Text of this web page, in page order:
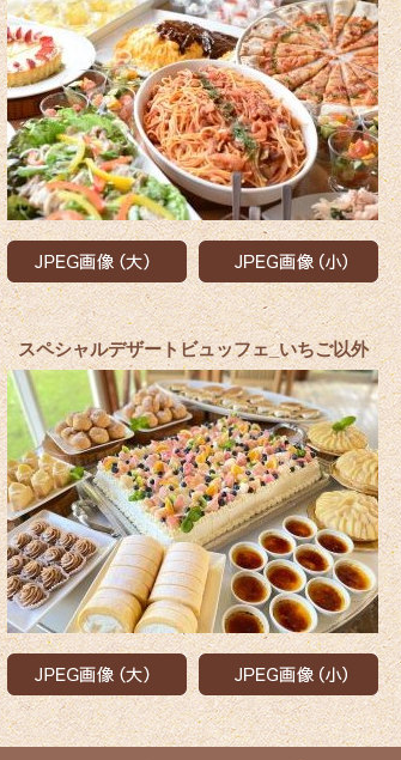
スペシャルデザートビュッフェ_いちご以外